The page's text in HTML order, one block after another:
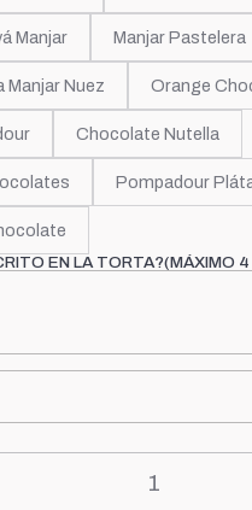
Manjar Manjar Pastelera
Manjar Nuez Orange
Chocolate Nutella
Pompadour
EN LA TORTA?(MÁXIMO 4